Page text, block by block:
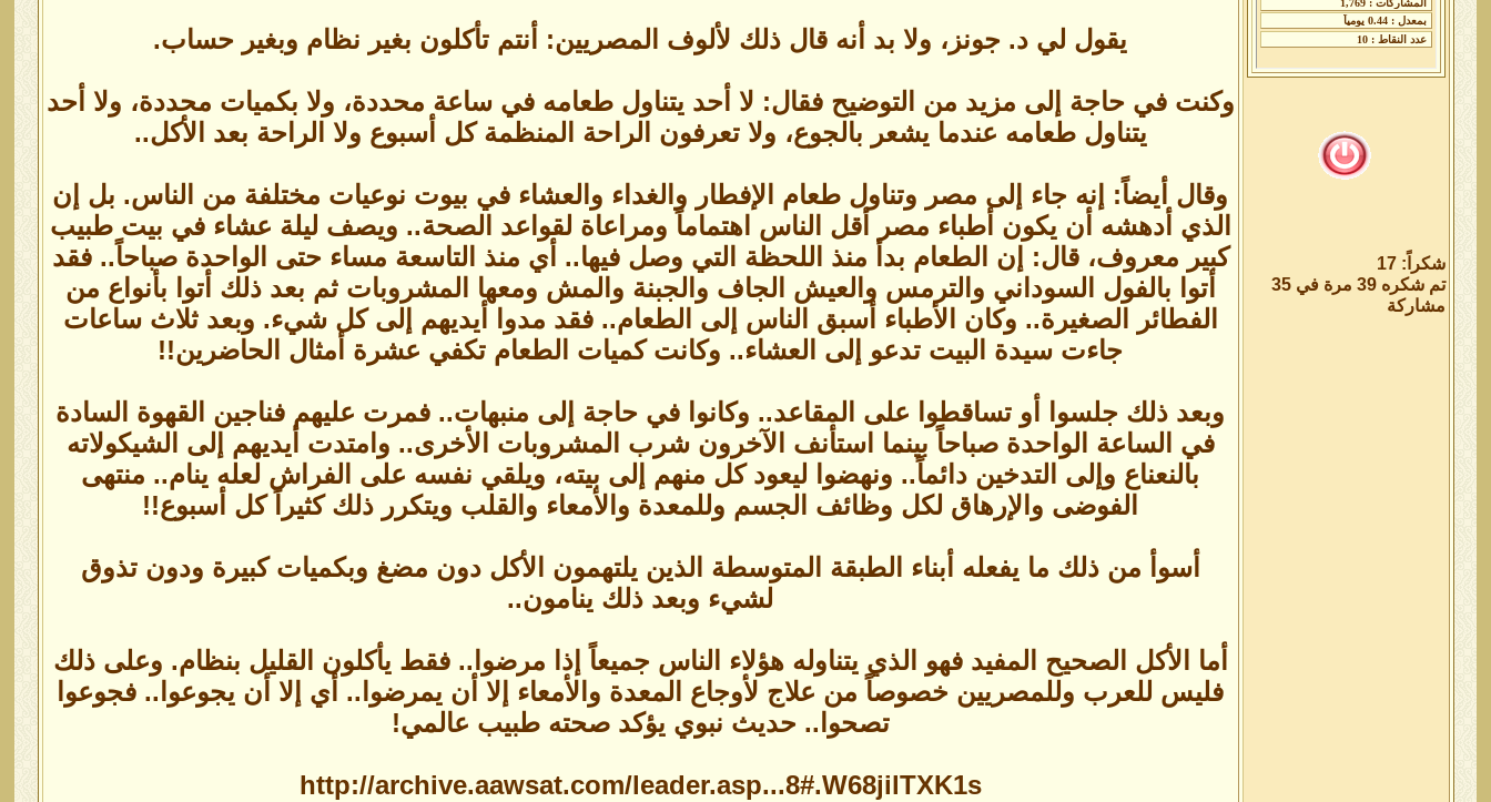
شكراً: 17
تم شكره 39 مرة في 35
مشاركة
يقول لي د. جونز، ولا بد أنه قال ذلك لألوف المصريين: أنتم تأكلون بغير نظام وبغير حساب.
وكنت في حاجة إلى مزيد من التوضيح فقال: لا أحد يتناول طعامه في ساعة محددة، ولا بكميات محددة، ولا أحد
يتناول طعامه عندما يشعر بالجوع، ولا تعرفون الراحة المنظمة كل أسبوع ولا الراحة بعد الأكل..
وقال أيضاً: إنه جاء إلى مصر وتناول طعام الإفطار والغداء والعشاء في بيوت نوعيات مختلفة من الناس. بل إن
الذي أدهشه أن يكون أطباء مصر أقل الناس اهتماماً ومراعاة لقواعد الصحة.. ويصف ليلة عشاء في بيت طبيب
كبير معروف، قال: إن الطعام بدأ منذ اللحظة التي وصل فيها.. أي منذ التاسعة مساء حتى الواحدة صباحاً.. فقد
أتوا بالفول السوداني والترمس والعيش الجاف والجبنة والمش ومعها المشروبات ثم بعد ذلك أتوا بأنواع من
الفطائر الصغيرة.. وكان الأطباء أسبق الناس إلى الطعام.. فقد مدوا أيديهم إلى كل شيء. وبعد ثلاث ساعات
جاءت سيدة البيت تدعو إلى العشاء.. وكانت كميات الطعام تكفي عشرة أمثال الحاضرين!!
وبعد ذلك جلسوا أو تساقطوا على المقاعد.. وكانوا في حاجة إلى منبهات.. فمرت عليهم فناجين القهوة السادة
في الساعة الواحدة صباحاً بينما استأنف الآخرون شرب المشروبات الأخرى.. وامتدت أيديهم إلى الشيكولاته
بالنعناع وإلى التدخين دائماً.. ونهضوا ليعود كل منهم إلى بيته، ويلقي نفسه على الفراش لعله ينام.. منتهى
الفوضى والإرهاق لكل وظائف الجسم وللمعدة والأمعاء والقلب ويتكرر ذلك كثيراً كل أسبوع!!
أسوأ من ذلك ما يفعله أبناء الطبقة المتوسطة الذين يلتهمون الأكل دون مضغ وبكميات كبيرة ودون تذوق
لشيء وبعد ذلك ينامون..
أما الأكل الصحيح المفيد فهو الذي يتناوله هؤلاء الناس جميعاً إذا مرضوا.. فقط يأكلون القليل بنظام. وعلى ذلك
فليس للعرب وللمصريين خصوصاً من علاج لأوجاع المعدة والأمعاء إلا أن يمرضوا.. أي إلا أن يجوعوا.. فجوعوا
تصحوا.. حديث نبوي يؤكد صحته طبيب عالمي!
http://archive.aawsat.com/leader.asp...8#.W68jilTXK1s